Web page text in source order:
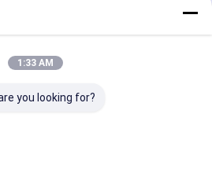
1:33 AM
you looking for?